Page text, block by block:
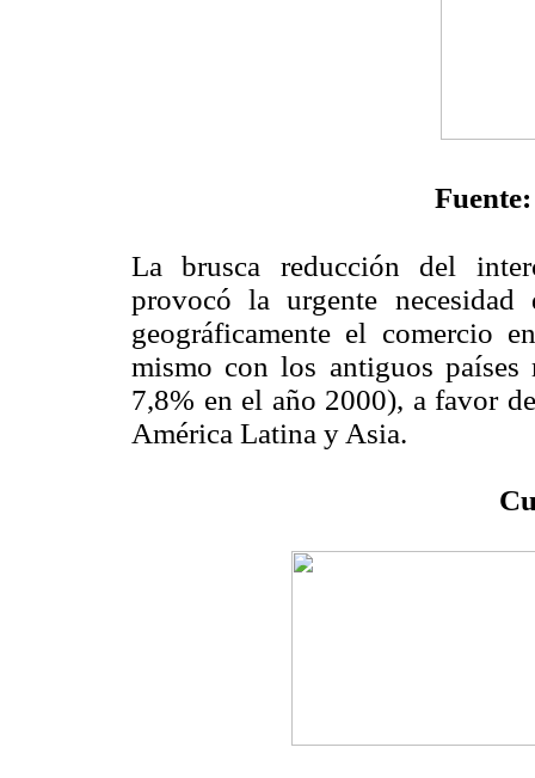
Fuente:
La brusca reducción del
provocó la urgente
geográficamente el comercio
mismo con los antiguos
7,8% en el año 2000), a favor
América Latina y Asia.